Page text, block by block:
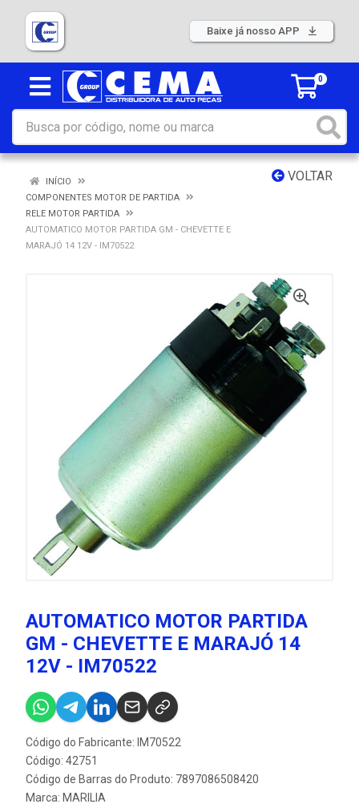
Baixe já nosso APP
0
VOLTAR
INÍCIO
COMPONENTES MOTOR DE PARTIDA
RELE MOTOR PARTIDA
AUTOMATICO MOTOR PARTIDA GM - CHEVETTE E
MARAJÓ 14 12V - IM70522
AUTOMATICO MOTOR PARTIDA
GM - CHEVETTE E MARAJÓ 14
12V - IM70522
Código do Fabricante: IM70522
Código: 42751
Código de Barras do Produto: 7897086508420
Marca: MARILIA